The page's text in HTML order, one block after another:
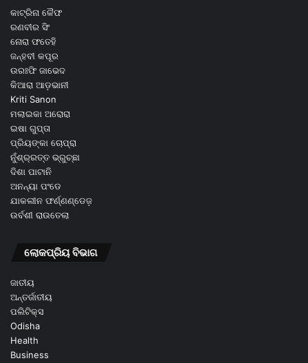
କାଟ୍ରିନା କୈଫ
ରଣବୀର ସିଂ
ନୋରା ଫତେହି
ଜନ୍ହବୀ କପୂର
ଉରଃଫି ଜାଭେଦ
କିଆରା ଆଡ଼ଭାନୀ
Kriti Sanon
ମଲାଇକା ଅରୋରା
ଇଷା ଗୁପ୍ତା
ପ୍ରିୟଙ୍କା ଚୋପ୍ରା
ନୁଁଶ୍ର୍ରତ୍ତ ଭ୍ରୁଚ୍ଛା
ଦିଶା ପାଟାନି
ଅନନ୍ୟା ପଂଡେ
ଯାକଲୀନ ଫର୍ଣ୍ଣଣ୍ଡେଜ଼
ଉର୍ବଶୀ ରାଉତେଲା
ଲୋକପ୍ରିୟ ବିଭାଗ
ଜାତୀୟ
ଅନ୍ତର୍ଜାତୀୟ
ପଲିଟିକ୍ସ
Odisha
Health
Business